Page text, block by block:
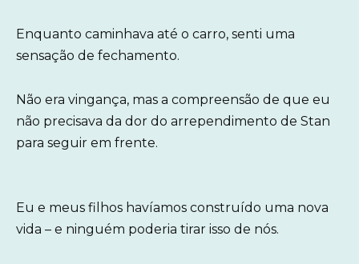
Enquanto caminhava até o carro, senti uma
sensação de fechamento.
Não era vingança, mas a compreensão de que eu
não precisava da dor do arrependimento de Stan
para seguir em frente.
Eu e meus filhos havíamos construído uma nova
vida – e ninguém poderia tirar isso de nós.